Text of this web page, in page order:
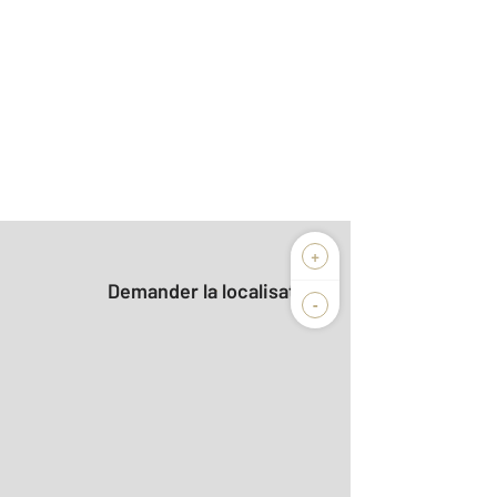
+
-
Demander la localisation